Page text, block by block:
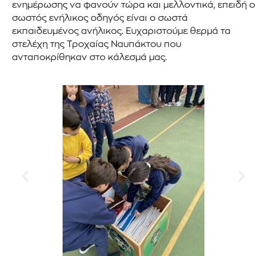
ενημέρωσης να φανούν τώρα και μελλοντικά, επειδή ο
σωστός ενήλικος οδηγός είναι ο σωστά
εκπαιδευμένος ανήλικος. Ευχαριστούμε θερμά τα
στελέχη της Τροχαίας Ναυπάκτου που
ανταποκρίθηκαν στο κάλεσμά μας.